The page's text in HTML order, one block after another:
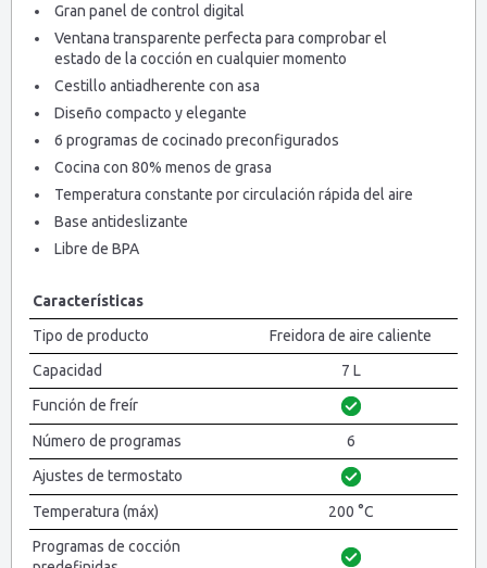
Gran panel de control digital
Ventana transparente perfecta para comprobar el
estado de la cocción en cualquier momento
Cestillo antiadherente con asa
Diseño compacto y elegante
6 programas de cocinado preconfigurados
Cocina con 80% menos de grasa
Temperatura constante por circulación rápida del aire
Base antideslizante
Libre de BPA
Características
Tipo de producto
Freidora de aire caliente
Capacidad
7 L
Función de freír
Número de programas
6
Ajustes de termostato
Temperatura (máx)
200 °C
Programas de cocción